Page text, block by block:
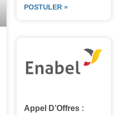
POSTULER »
Appel D’Offres :